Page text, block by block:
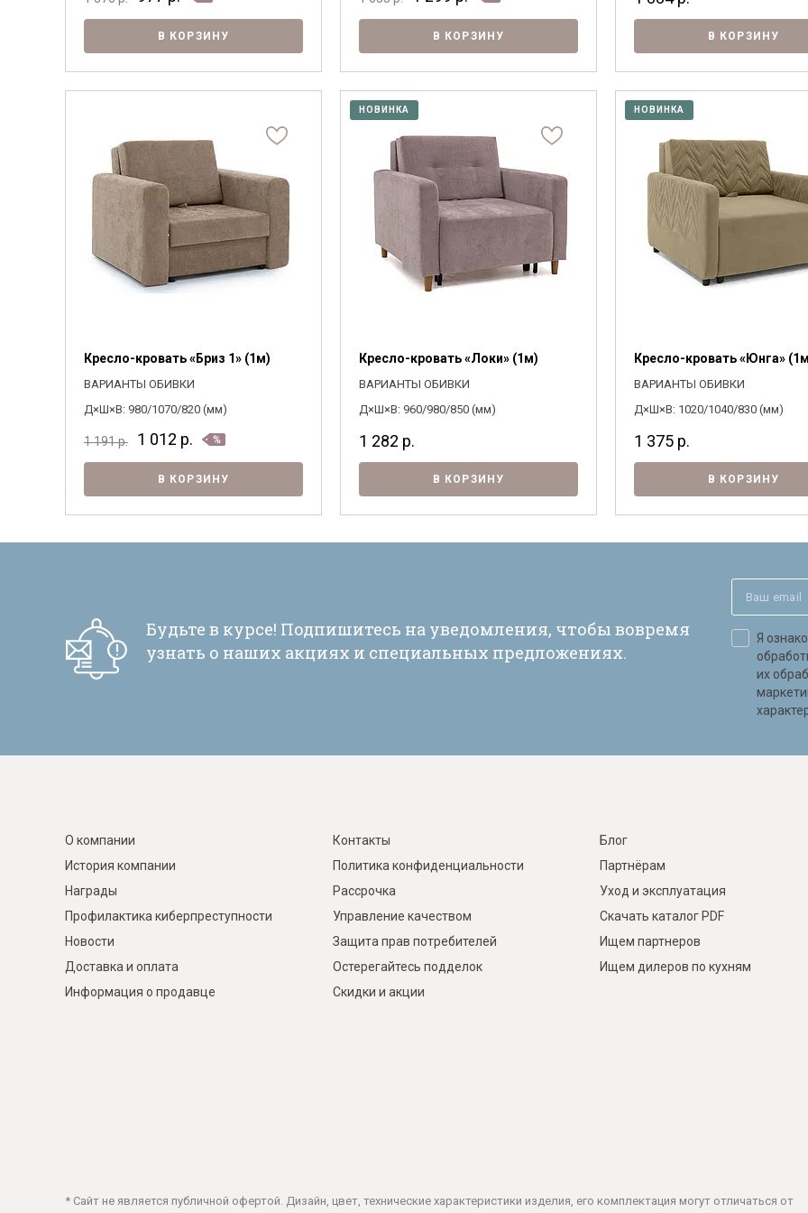
Политикойв отношении
согласен на их обработку.
В КОРЗИНУ В КОРЗИНУ В КОРЗИНУ
Кресло-кровать «Бриз 1» (1м)
ВАРИАНТЫ ОБИВКИ
Д×Ш×В: 980/1070/820 (мм)
1 191р. 1 012 р.
В КОРЗИНУ
НОВИНКА
Кресло-кровать «Локи» (1м)
ВАРИАНТЫ ОБИВКИ
Д×Ш×В: 960/980/850 (мм)
1 282 р.
В КОРЗИНУ
НОВИНКА
Кресло-кровать «Юнга»
ВАРИАНТЫ ОБИВКИ
Д×Ш×В: 1020/1040/830 (мм)
1 375 р.
В КОРЗИНУ
Будьте в курсе! Подпишитесь на уведомления, чтобы вовремя
узнать о наших акциях и специальных предложениях.
Я
их
О компании
История компании
Награды
Профилактика киберпреступности
Новости
Доставка и оплата
Информация о продавце
Контакты
Политика конфиденциальности
Рассрочка
Управление качеством
Защита прав потребителей
Остерегайтесь подделок
Скидки и акции
Блог
Партнёрам
Уход и эксплуатация
Скачать каталог PDF
Ищем партнеров
Ищем дилеров по кухням
* Сайт не является публичной офертой. Дизайн, цвет, технические характеристики изделия, его комплектация могут отличаться от